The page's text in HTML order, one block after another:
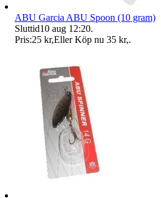
ABU Garcia ABU Spoon (10 gram)
Sluttid10 aug 12:20.
Pris:25 kr,Eller Köp nu 35 kr,.